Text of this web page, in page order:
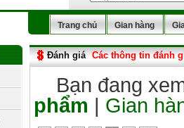
Trang chủ Gian hàng
Đánh giá Các thông tin đánh
Bạn đang
phẩm | Gian